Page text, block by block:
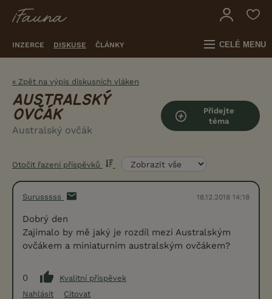
INZERCE DISKUSE ČLÁNKY CELÉ MENU
« Zpět na výpis diskusních vláken
AUSTRALSKÝ
OVČÁK
Australský ovčák
Přidejte
téma
Otočit řazení příspěvků
Surusssss 18.12.2018 14:18
Dobrý den
Zajímalo by mě jaký je rozdíl mezi Australským
ovčákem a miniaturním australským ovčákem?
0
Kvalitní příspěvek
Nahlásit
Citovat